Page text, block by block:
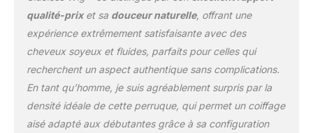
Halloween, des
conventions ou des
soirées à thème.
Perruques en cheveux
humains pré-épilées et
pré-coupées, densité
200 % 12A HD Lace,
prêtes à porter : sans
colle, sans tracas ! Les
qualité-prixet sa douceur naturelle, offrant une
expérience extrêmement satisfaisante avec des
cheveux soyeux et fluides, parfaits pour celles qui
recherchent un aspect authentique sans complications.
En tant qu’homme, je suis agréablement surpris par la
densité idéale de cette perruque, qui permet un coiffage
aisé adapté aux débutantes grâce à sa configuration